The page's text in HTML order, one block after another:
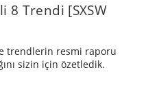
8 Trendi [SXSW
trendlerin resmi raporu
sizin için özetledik.